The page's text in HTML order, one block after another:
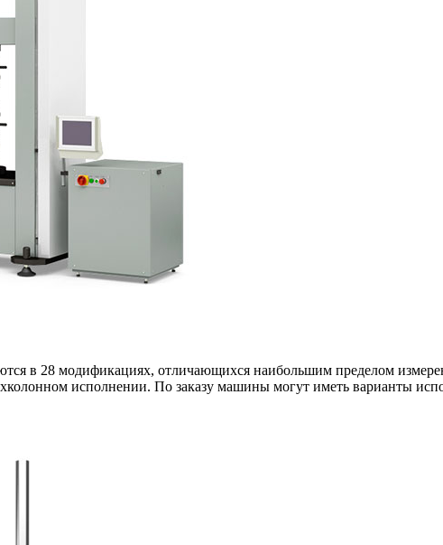
в 28 модификациях, отличающихся наибольшим пределом
исполнении. По заказу машины могут иметь варианты